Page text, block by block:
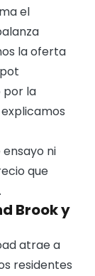
el
la oferta
por la
ni
que
Brook y
atrae a
residentes